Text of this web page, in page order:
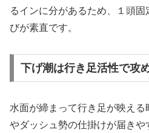
るインに分があるため、１頭
びが素直です。
下げ潮は行き足活性で攻
水面が締まって行き足が映え
やダッシュ勢の仕掛けが届き